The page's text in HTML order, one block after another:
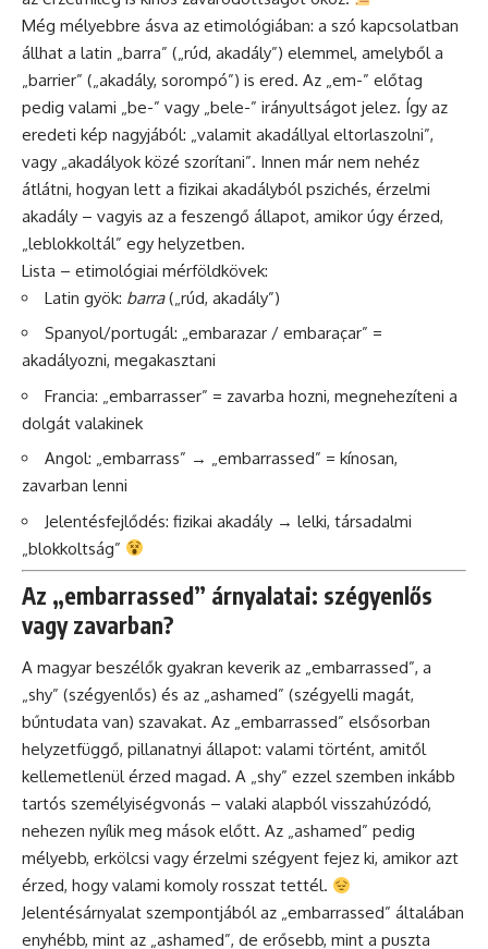
Még mélyebbre ásva az etimológiában: a szó kapcsolatban
állhat a latin „barra” („rúd, akadály”) elemmel, amelyből a
„barrier” („akadály, sorompó”) is ered. Az „em-” előtag
pedig valami „be-” vagy „bele-” irányultságot jelez. Így az
eredeti kép nagyjából: „valamit akadállyal eltorlaszolni”,
vagy „akadályok közé szorítani”. Innen már nem nehéz
átlátni, hogyan lett a fizikai akadályból pszichés, érzelmi
akadály – vagyis az a feszengő állapot, amikor úgy érzed,
„leblokkoltál” egy helyzetben.
Lista – etimológiai mérföldkövek:
Latin gyök: barra(„rúd, akadály”)
Spanyol/portugál: „embarazar / embaraçar” =
akadályozni, megakasztani
Francia: „embarrasser” = zavarba hozni, megnehezíteni a
dolgát valakinek
Angol: „embarrass” → „embarrassed” = kínosan,
zavarban lenni
Jelentésfejlődés: fizikai akadály → lelki, társadalmi
„blokkoltság”
Az „embarrassed” árnyalatai: szégyenlős
vagy zavarban?
A magyar beszélők gyakran keverik az „embarrassed”, a
„shy” (szégyenlős) és az „ashamed” (szégyelli magát,
bűntudata van) szavakat. Az „embarrassed” elsősorban
helyzetfüggő, pillanatnyi állapot: valami történt, amitől
kellemetlenül érzed magad. A „shy” ezzel szemben inkább
tartós személyiségvonás – valaki alapból visszahúzódó,
nehezen nyílik meg mások előtt. Az „ashamed” pedig
mélyebb, erkölcsi vagy érzelmi szégyent fejez ki, amikor azt
érzed, hogy valami komoly rosszat tettél.
Jelentésárnyalat szempontjából az „embarrassed” általában
enyhébb, mint az „ashamed”, de erősebb, mint a puszta